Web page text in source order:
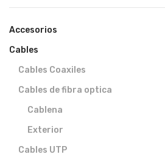
Accesorios
Cables
Cables Coaxiles
Cables de fibra optica
Cablena
Exterior
Cables UTP